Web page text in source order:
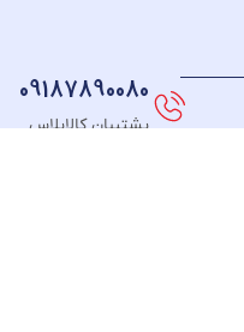
09187890080
پشتیبان کالاپلاس